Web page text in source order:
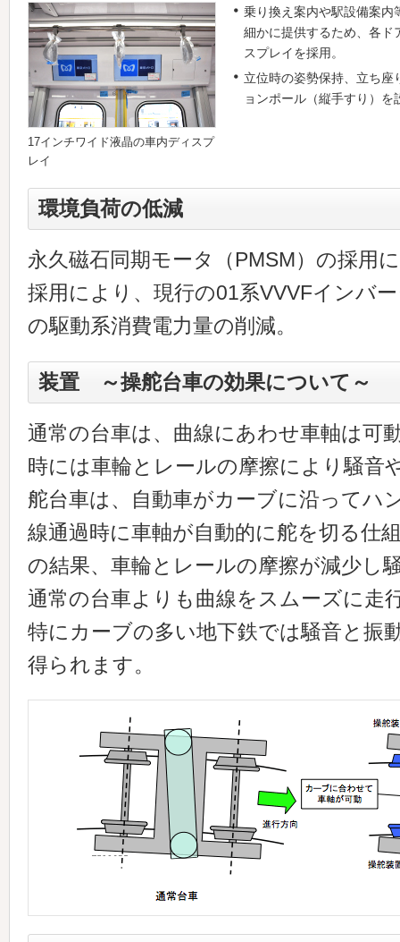
17インチワイド液晶の車内ディスプ
レイ
乗り換え案内や駅設備案内
細かに提供するため、各ド
スプレイを採用。
立位時の姿勢保持、立ち座
ョンポール（縦手すり）を
環境負荷の低減
永久磁石同期モータ（PMSM）の採用
採用により、現行の01系VVVFインバ
の駆動系消費電力量の削減。
装置 ～操舵台車の効果について～
通常の台車は、曲線にあわせ車軸は可
時には車輪とレールの摩擦により騒音
舵台車は、自動車がカーブに沿ってハ
線通過時に車軸が自動的に舵を切る仕
の結果、車輪とレールの摩擦が減少し
通常の台車よりも曲線をスムーズに走
特にカーブの多い地下鉄では騒音と振
得られます。